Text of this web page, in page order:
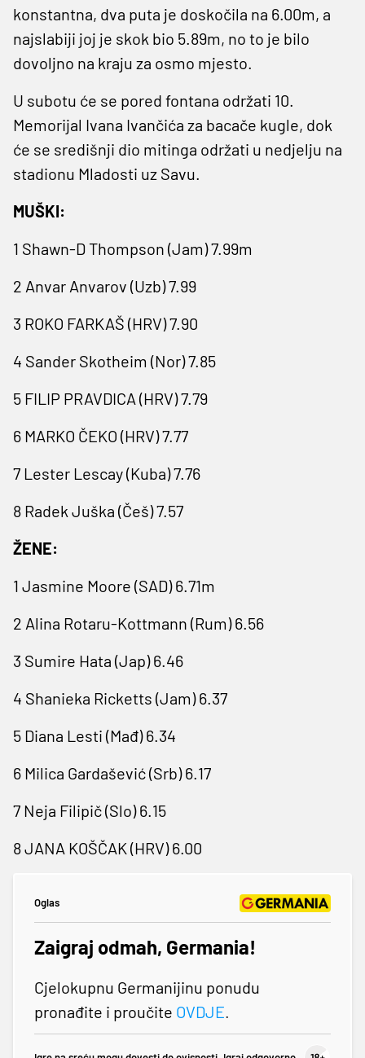
konstantna, dva puta je doskočila na 6.00m, a
najslabiji joj je skok bio 5.89m, no to je bilo
dovoljno na kraju za osmo mjesto.
U subotu će se pored fontana održati 10.
Memorijal Ivana Ivančića za bacače kugle, dok
će se središnji dio mitinga održati u nedjelju na
stadionu Mladosti uz Savu.
MUŠKI:
1 Shawn-D Thompson (Jam) 7.99m
2 Anvar Anvarov (Uzb) 7.99
3 ROKO FARKAŠ (HRV) 7.90
4 Sander Skotheim (Nor) 7.85
5 FILIP PRAVDICA (HRV) 7.79
6 MARKO ČEKO (HRV) 7.77
7 Lester Lescay (Kuba) 7.76
8 Radek Juška (Češ) 7.57
ŽENE:
1 Jasmine Moore (SAD) 6.71m
2 Alina Rotaru-Kottmann (Rum) 6.56
3 Sumire Hata (Jap) 6.46
4 Shanieka Ricketts (Jam) 6.37
5 Diana Lesti (Mađ) 6.34
6 Milica Gardašević (Srb) 6.17
7 Neja Filipič (Slo) 6.15
8 JANA KOŠČAK (HRV) 6.00
Oglas
Zaigraj odmah, Germania!
Cjelokupnu Germanijinu ponudu
pronađite i proučite OVDJE.